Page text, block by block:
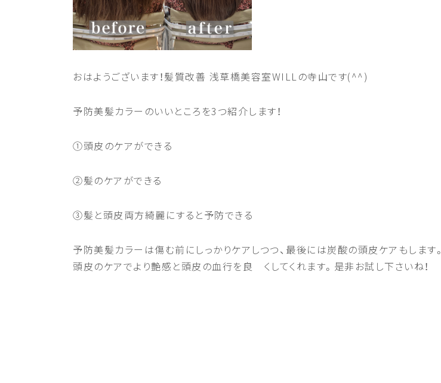
おはようございます！髪質改善 浅草橋美容室WILLの寺山です(^^)
予防美髪カラーのいいところを3 つ紹介します！
①頭皮のケアができる
②髪のケアができる
③髪と頭皮両方綺麗にすると予防できる
予防美髪カラーは傷む前にしっかりケアしつつ、最後には炭酸の頭皮ケアもします。
頭皮のケアでより艶感と頭皮の血行を良 くしてくれます。是非お試し下さいね！